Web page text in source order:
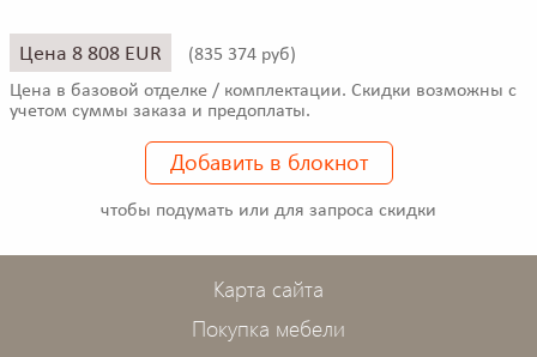
Цена 8 808 EUR (835 374 руб)
Цена в базовой отделке / комплектации. Скидки возможны с
учетом суммы заказа и предоплаты.
Добавить в блокнот
чтобы подумать или для запроса скидки
Карта сайта
Покупка мебели